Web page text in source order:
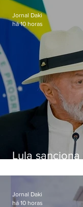
Lula
crianças
Jornal Daki
há 10 horas
Jornal Daki
há 10 horas